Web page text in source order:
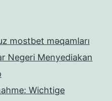
mostbet məqamları
Negeri Menyediakan
Wichtige